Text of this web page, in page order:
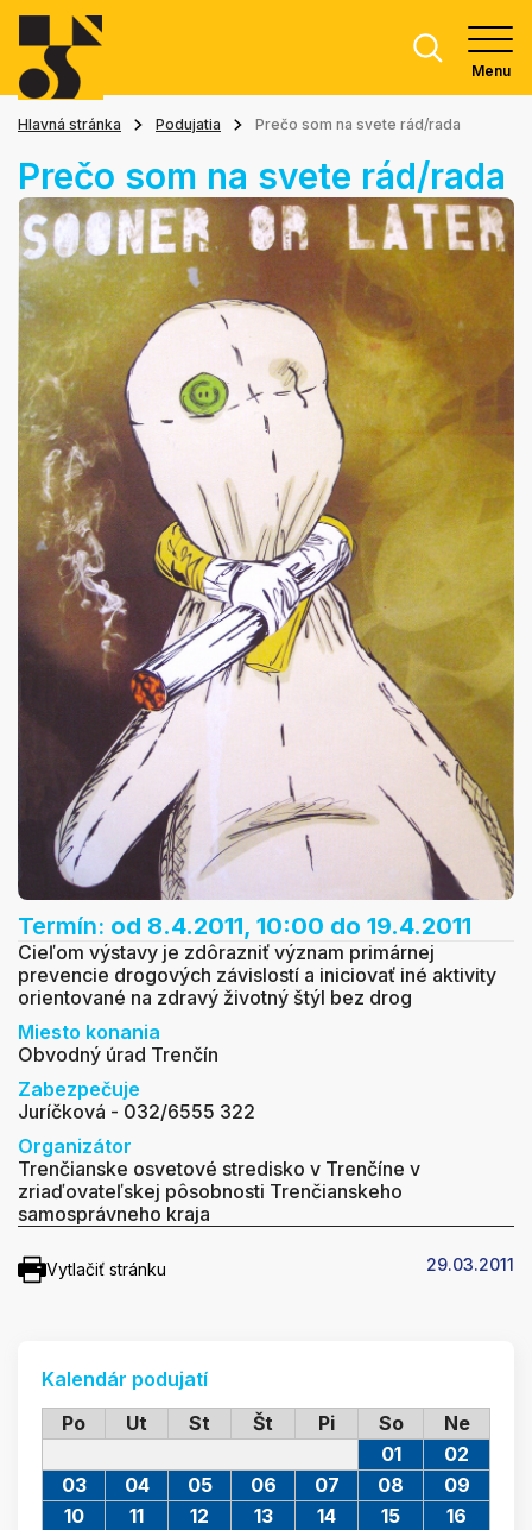
Menu
Hlavná stránka Podujatia Prečo som na svete rád/rada
Prečo som na svete rád/rada
Termín: od 8.4.2011, 10:00 do 19.4.2011
Cieľom výstavy je zdôrazniť význam primárnej
prevencie drogových závislostí a iniciovať iné aktivity
orientované na zdravý životný štýl bez drog
Miesto konania
Obvodný úrad Trenčín
Zabezpečuje
Juríčková - 032/6555 322
Organizátor
Trenčianske osvetové stredisko v Trenčíne v
zriaďovateľskej pôsobnosti Trenčianskeho
samosprávneho kraja
Vytlačiť stránku 29.03.2011
Kalendár podujatí
Po
Ut St Št Pi So Ne
01
02
03
04 05 06 07 08
09
10
11 12 13 14 15
16